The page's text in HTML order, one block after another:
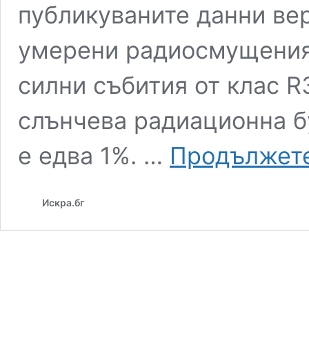
публикуваните данни
умерени
силни събития от клас
слънчева радиационна
е едва 1%. …
Искра.бг